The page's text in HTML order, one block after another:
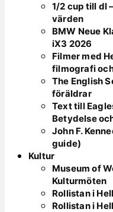
1/2 cup till dl
värden
BMW Neue
iX3 2026
Filmer med
filmografi
The English
föräldrar
Text till
Betydelse
John F.
guide)
Kultur
Museum of
Kulturmöten
Rollistan i
Rollistan i